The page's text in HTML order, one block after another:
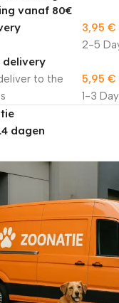
vanaf 80€
2-5
3,95 €
delivery
to the
1-3
5,95 €
dagen